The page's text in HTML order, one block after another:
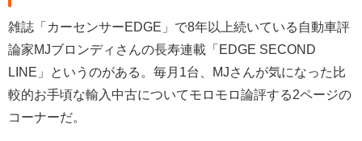
雑誌「カーセンサーEDGE」で8年以上続いている自動車評
論家MJブロンディさんの長寿連載「EDGE SECOND
LINE」というのがある。毎月1台、MJさんが気になった比
較的お手頃な輸入中古についてモロモロ論評する2ページの
コーナーだ。